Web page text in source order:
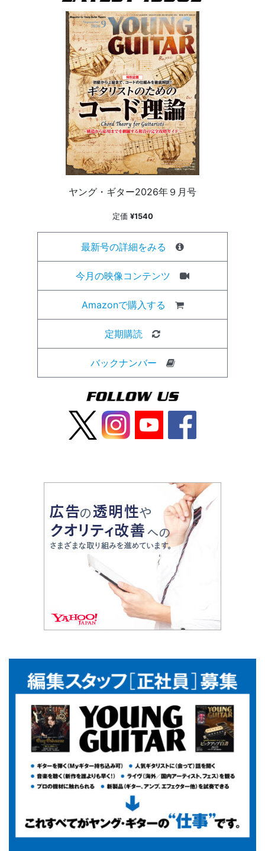
ヤング・ギター2026年９月号
定価 ¥1540
最新号の詳細をみる
今月の映像コンテンツ
Amazonで購入する
定期購読
バックナンバー